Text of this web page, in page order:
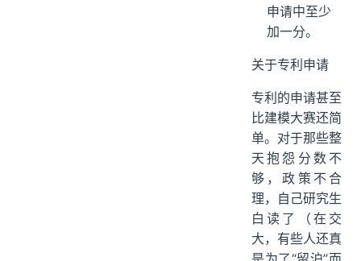
申请中至少
加一分。
关于专利申请
专利的申请甚至
比建模大赛还简
单。对于那些整
天抱怨分数不
够，政策不合
理，自己研究生
白读了（在交
大，有些人还真